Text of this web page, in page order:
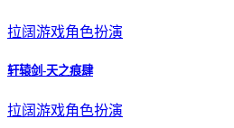
拉阔游戏角色扮演
轩辕剑-天之痕肆
拉阔游戏角色扮演